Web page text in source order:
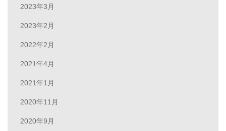
2023年3月
2023年2月
2022年2月
2021年4月
2021年1月
2020年11月
2020年9月